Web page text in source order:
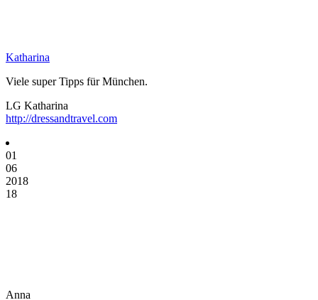
Katharina
Viele super Tipps für München.
LG Katharina
http://dressandtravel.com
01
06
2018
18
Anna